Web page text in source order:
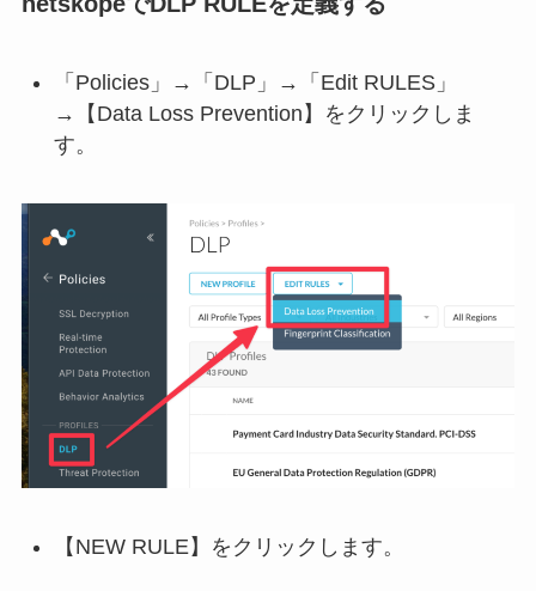
「Policies」→「DLP」→「Edit RULES」
→【Data Loss Prevention】をクリックしま
す。
【NEW RULE】をクリックします。